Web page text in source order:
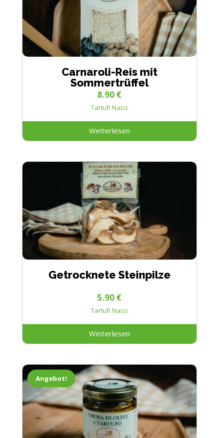
Carnaroli-Reis mit
Sommertrüffel
Tartufi Nacci
8.90 €
Weiterlesen
Getrocknete Steinpilze
Tartufi Nacci
5.90 €
Weiterlesen
Angebot!